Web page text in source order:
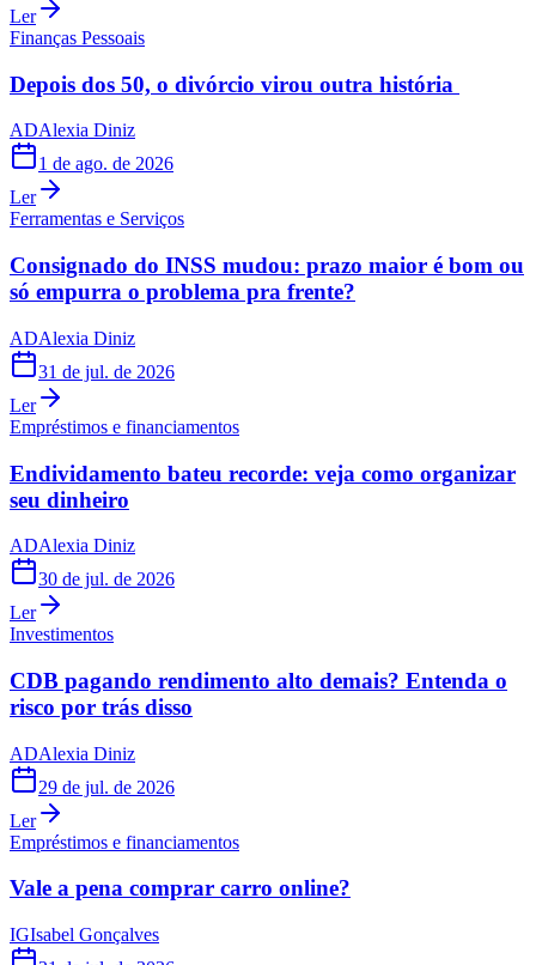
Ler
Finanças Pessoais
Depois dos 50, o divórcio virou outra história
ADAlexia Diniz
1 de ago. de 2026
Ler
Ferramentas e Serviços
Consignado do INSS mudou: prazo maior é bom ou
só empurra o problema pra frente?
ADAlexia Diniz
31 de jul. de 2026
Ler
Empréstimos e financiamentos
Endividamento bateu recorde: veja como organizar
seu dinheiro
ADAlexia Diniz
30 de jul. de 2026
Ler
Investimentos
CDB pagando rendimento alto demais? Entenda o
risco por trás disso
ADAlexia Diniz
29 de jul. de 2026
Ler
Empréstimos e financiamentos
Vale a pena comprar carro online?
IGIsabel Gonçalves